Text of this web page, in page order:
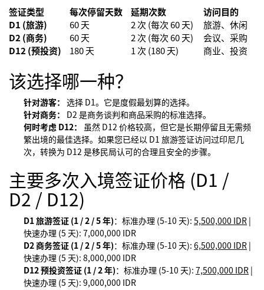
签证类型 每次停留天数 延期次数
访问目的
D1 (旅游)
60 天 2 次 (每次 60 天)
旅游、休闲
D2 (商务)
60 天 2 次 (每次 60 天)
会议、采购
D12 (预投资)
180 天 1 次 (180 天) 商业、投资
该选择哪一种？
针对游客： 选择 D1。它是度假最划算的选择。
针对商务：
D2 是商务谈判和商品采购的标准选择。
何时考虑 D12：
虽然 D12 价格较高，但它是长期停留且无需频
繁出境的最佳选择。如果您已经以 D1 旅游签证访问过印尼几
次，转换为 D12 是移民局认可的合理且安全的步骤。
主要多次入境签证价格 (D1 /
D2 / D12)
D1 旅游签证 (1 / 2 / 5 年)：标准办理 (5-10 天): 5,500,000 IDR |
快速办理 (5 天): 7,000,000 IDR
D2 商务签证 (1 / 2 / 5 年)：标准办理 (5-10 天): 6,500,000 IDR |
快速办理 (5 天): 8,000,000 IDR
D12 预投资签证 (1 / 2 年)：标准办理 (5-10 天): 7,500,000 IDR |
快速办理 (5 天): 9,000,000 IDR